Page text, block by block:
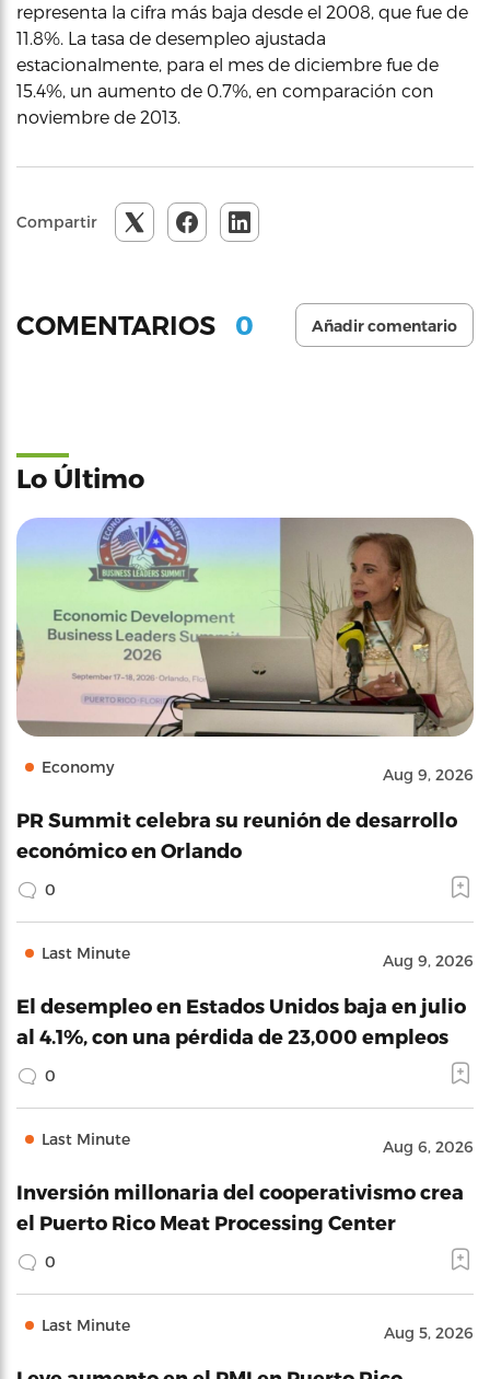
representa la cifra más baja desde el 2008, que fue de
11.8%. La tasa de desempleo ajustada
estacionalmente, para el mes de diciembre fue de
15.4%, un aumento de 0.7%, en comparación con
noviembre de 2013.
Compartir
COMENTARIOS 0 Añadir comentario
Lo Último
Economy Aug 9, 2026
PR Summit celebra su reunión de desarrollo
económico en Orlando
0
Last Minute Aug 9, 2026
El desempleo en Estados Unidos baja en julio
al 4.1%, con una pérdida de 23,000 empleos
0
Last Minute Aug 6, 2026
Inversión millonaria del cooperativismo crea
el Puerto Rico Meat Processing Center
0
Last Minute Aug 5, 2026